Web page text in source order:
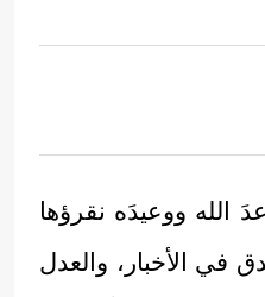
الله ووعيدَه نقرؤها
في الأخبار، والعدل